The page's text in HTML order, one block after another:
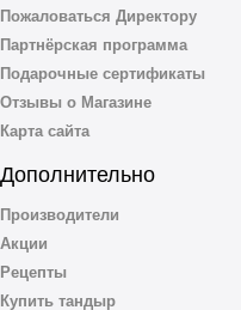
Пожаловаться Директору
Партнёрская программа
Подарочные сертификаты
Отзывы о Магазине
Карта сайта
Дополнительно
Производители
Акции
Рецепты
Купить тандыр